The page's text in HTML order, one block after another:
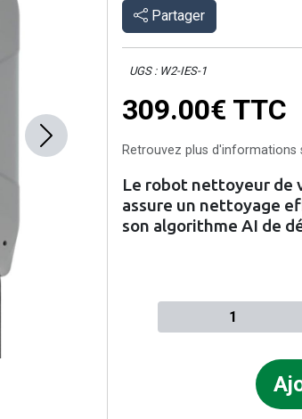
Next
Partager
UGS : W2-IES-1
309.00€ TTC
Retrouvez plus d'informations
Le robot nettoyeur de
assure un nettoyage
son algorithme AI de
Quantité à ajouter au